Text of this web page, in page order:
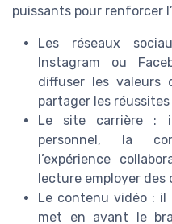
puissants pour renforcer
Les réseaux
Instagram ou
diffuser les valeurs
partager les
Le site carrière :
personnel, la
l’expérience
lecture employer des
Le contenu vidéo : il
met en avant le